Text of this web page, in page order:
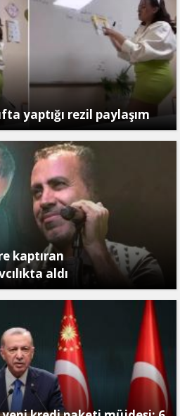
yaptığı rezil paylaşım
kaptıran
aldı